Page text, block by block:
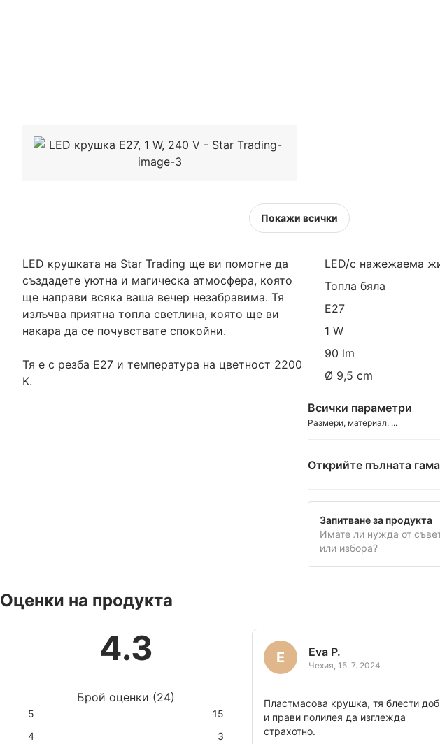
Покажи всички
LED крушката на Star Trading ще ви помогне да
създадете уютна и магическа атмосфера, която
ще направи всяка ваша вечер незабравима. Тя
излъчва приятна топла светлина, която ще ви
накара да се почувствате спокойни.
Тя е с резба E27 и температура на цветност 2200
K.
LED/с нажежаема
Топла бяла
E27
1 W
90 lm
Ø 9,5 cm
Всички параметри
Размери, материал, ...
Открийте пълната
Запитване за продукта
Имате ли нужда от
или избора?
Оценки на продукта
4.3
Брой оценки (24)
5
15
4
3
E Eva P.
Чехия, 15. 7. 2024
Пластмасова крушка, тя блести
и прави полилея да изглежда
страхотно.